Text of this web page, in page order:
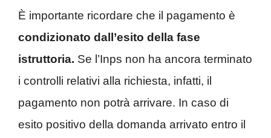
È importante ricordare che il pagamento è
condizionato dall’esito della fase
istruttoria. Se l’Inps non ha ancora terminato
i controlli relativi alla richiesta, infatti, il
pagamento non potrà arrivare. In caso di
esito positivo della domanda arrivato entro il